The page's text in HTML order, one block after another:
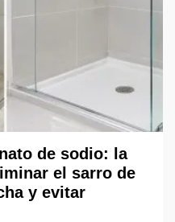
de sodio: la
el sarro de
y evitar